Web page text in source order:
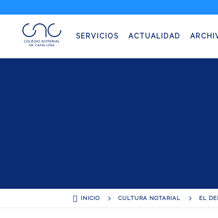
SERVICIOS ACTUALIDAD
El
 INICIO 5 CULTURA NOTARIAL 5 EL